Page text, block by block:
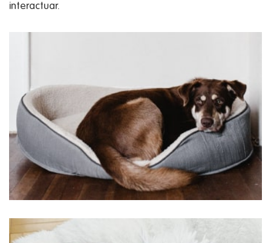
interactuar.